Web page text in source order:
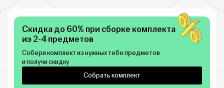
Скидка до 60% при сборке комплекта
из 2-4 предметов
Собери комплект из нужных тебе предметов
и получи скидку
Собрать комплект